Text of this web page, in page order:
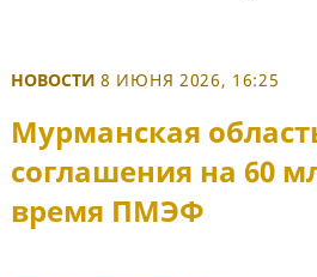
НОВОСТИ 8 ИЮНЯ 2026, 16:25
Мурманская
соглашения на 60
время ПМЭФ